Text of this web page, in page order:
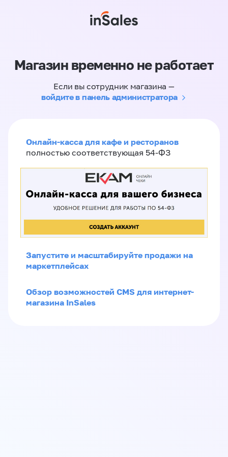
Магазин временно не работает
Если вы сотрудник магазина —
войдите в панель администратора
Онлайн-касса для кафе и ресторанов
полностью соответствующая 54-ФЗ
Запустите и масштабируйте продажи на
маркетплейсах
Обзор возможностей CMS для интернет-
магазина InSales